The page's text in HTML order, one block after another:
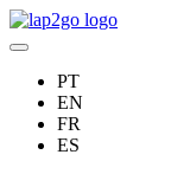
PT
EN
FR
ES